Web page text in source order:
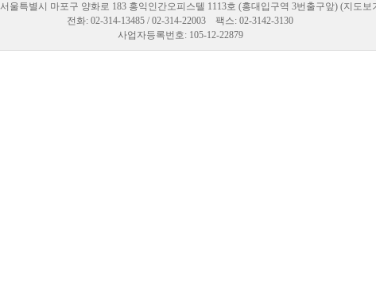
서울특별시 마포구 양화로 183 홍익인간오피스텔 1113호 (홍대입구역 3번출구앞) (지도보
전화: 02-314-13485 / 02-314-22003 팩스: 02-3142-3130
사업자등록번호: 105-12-22879